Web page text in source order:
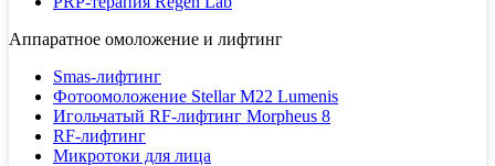
Аппаратное омоложение и лифтинг
Smas-лифтинг
Фотоомоложение Stellar M22 Lumenis
Игольчатый RF-лифтинг Morpheus 8
RF-лифтинг
Микротоки для лица